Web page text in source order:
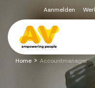
Ga naar de inhoud
Aanmelden
Voor
Werving & Selectie
Home > Accountmanager